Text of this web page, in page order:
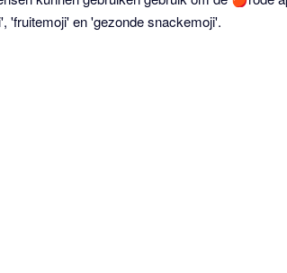
'fruitemoji' en 'gezonde snackemoji'.